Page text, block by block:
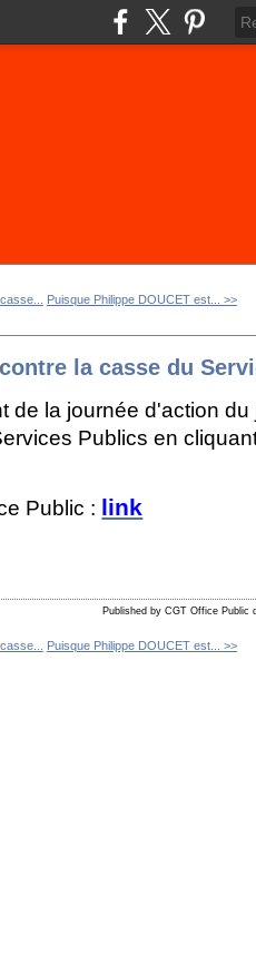
Puisque Philippe DOUCET est... >>
la casse du
de la journée d'action du
Publics en
Public : link
Published by CGT Office Public
Puisque Philippe DOUCET est... >>